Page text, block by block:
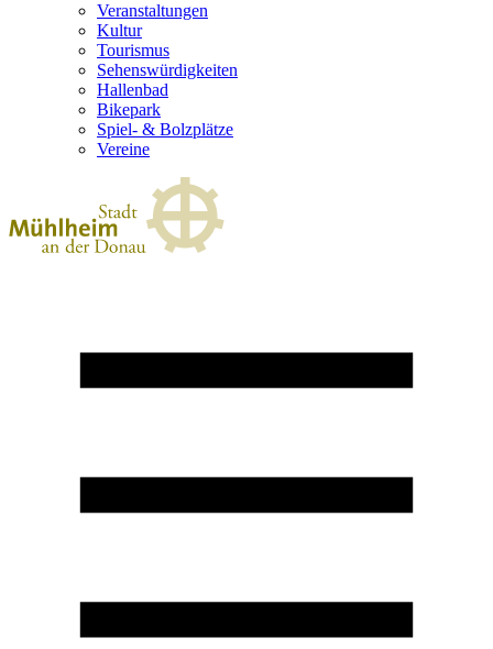
Veranstaltungen
Kultur
Tourismus
Sehenswürdigkeiten
Hallenbad
Bikepark
Spiel- & Bolzplätze
Vereine